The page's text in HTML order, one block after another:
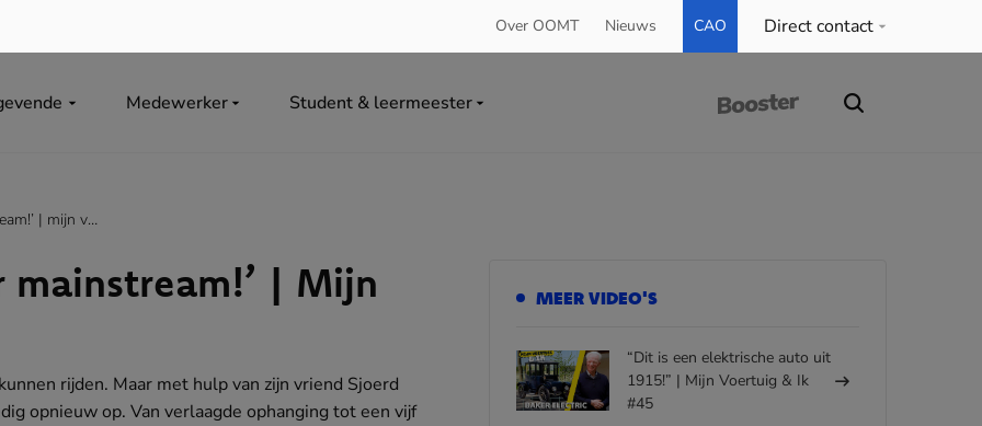
Over OOMT Nieuws CAO Direct contact
Medewerker Student & leermeester
‘ik wil het wat minder mainstream!’ | mijn voertuig & ik #39
| Mijn
rijden. Maar met hulp van zijn vriend Sjoerd
opnieuw op. Van verlaagde ophanging tot een vijf
MEER VIDEO'S
“Dit is een elektrische auto uit
1915!” | Mijn Voertuig & Ik
#45